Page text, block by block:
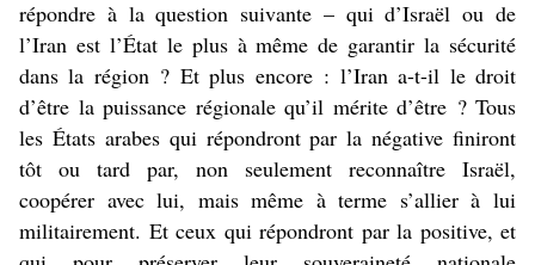
répondre à la question suivante – qui d’Israël ou de
l’Iran est l’État le plus à même de garantir la sécurité
dans la région ? Et plus encore : l’Iran a-t-il le droit
d’être la puissance régionale qu’il mérite d’être ? Tous
les États arabes qui répondront par la négative finiront
tôt ou tard par, non seulement reconnaître Israël,
coopérer avec lui, mais même à terme s’allier à lui
militairement. Et ceux qui répondront par la positive, et